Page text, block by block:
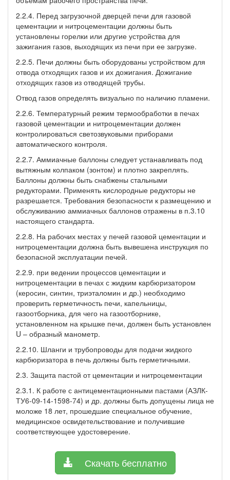
2.2.4. Перед загрузочной дверцей печи для газовой
цементации и нитроцементации должны быть
установлены горелки или другие устройства для
зажигания газов, выходящих из печи при ее загрузке.
2.2.5. Печи должны быть оборудованы устройством для
отвода отходящих газов и их дожигания. Дожигание
отходящих газов из отводящей трубы.
Отвод газов определять визуально по наличию пламени.
2.2.6. Температурный режим термообработки в печах
газовой цементации и нитроцементации должен
контролироваться светозвуковыми приборами
автоматического контроля.
2.2.7. Аммиачные баллоны следует устанавливать под
вытяжным колпаком (зонтом) и плотно закреплять.
Баллоны должны быть снабжены стальными
редукторами. Применять кислородные редукторы не
разрешается. Требования безопасности к размещению и
обслуживанию аммиачных баллонов отражены в п.3.10
настоящего стандарта.
2.2.8. На рабочих местах у печей газовой цементации и
нитроцементации должна быть вывешена инструкция по
безопасной эксплуатации печей.
2.2.9. при ведении процессов цементации и
нитроцементации в печах с жидким карбюризатором
(керосин, синтин, триэталомин и др.) необходимо
проверить герметичность печи, капельницы,
газоотборника, для чего на газоотборнике,
установленном на крышке печи, должен быть установлен
U – образный манометр.
2.2.10. Шланги и трубопроводы для подачи жидкого
карбюризатора в печь должны быть герметичными.
2.3. Защита пастой от цементации и нитроцементации
2.3.1. К работе с антицементационными пастами (АЗЛК-
ТУ6-09-14-1598-74) и др. должны быть допущены лица не
моложе 18 лет, прошедшие специальное обучение,
медицинское освидетельствование и получившие
соответствующее удостоверение.
Скачать бесплатно